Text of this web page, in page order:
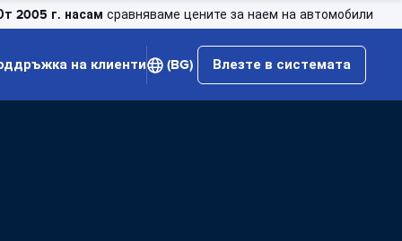
2005 г. насам сравняваме цените за наем на автомобили
на клиенти (BG) Влезте в системата